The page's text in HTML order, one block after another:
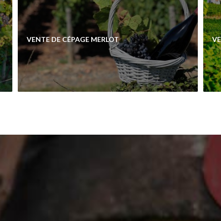
VENTE DE CÉPAGE MERLOT